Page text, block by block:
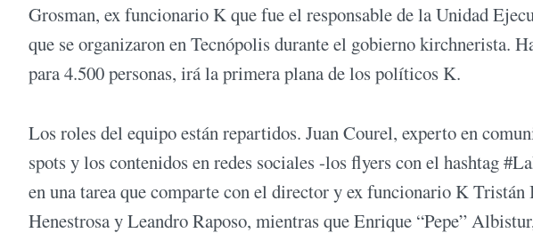
Grosman, ex funcionario K que fue el responsable de la Unidad
que se organizaron en Tecnópolis durante el gobierno kirchnerista.
para 4.500 personas, irá la primera plana de los políticos K.
Los roles del equipo están repartidos. Juan Courel, experto en
spots y los contenidos en redes sociales -los flyers con el hashtag
en una tarea que comparte con el director y ex funcionario K
Henestrosa y Leandro Raposo, mientras que Enrique “Pepe”